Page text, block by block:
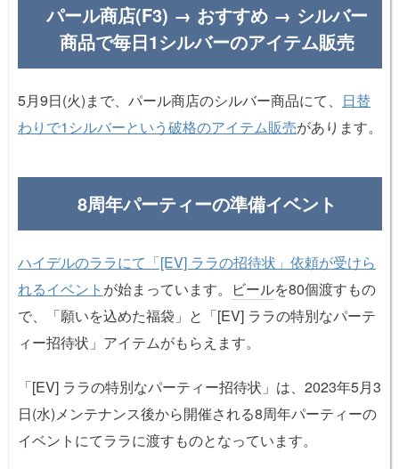
パール商店(F3) → おすすめ → シルバー
商品で毎日1シルバーのアイテム販売
5月9日(火)まで、パール商店のシルバー商品にて、 日替
わりで1シルバーという破格のアイテム販売があります。
8周年パーティーの準備イベント
ハイデルのララにて「[EV] ララの招待状」依頼が受けら
れるイベント が始まっています。 ビールを80個渡すもの
で、「願いを込めた福袋」と「[EV] ララの特別なパーテ
ィー招待状」アイテムがもらえます。
「[EV] ララの特別なパーティー招待状」は、2023年5月3
日(水)メンテナンス後から開催される8周年パーティーの
イベントにてララに渡すものとなっています。